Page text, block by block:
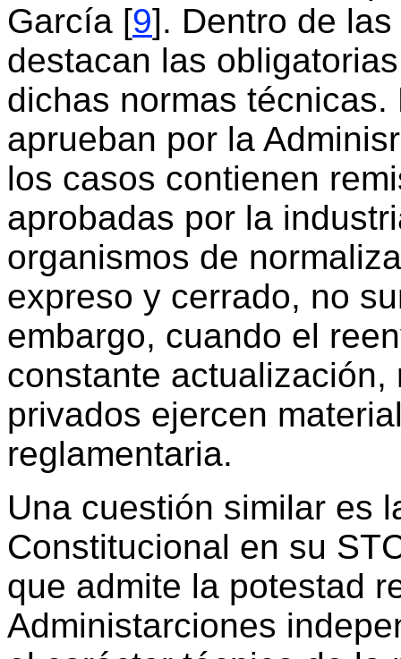
García [9]. Dentro de
destacan las
dichas normas
aprueban por la
los casos contienen
aprobadas por la
organismos de
expreso y cerrado, no
embargo, cuando el
constante
privados ejercen
reglamentaria.
Una cuestión similar es
Constitucional en su
que admite la potestad
Administarciones